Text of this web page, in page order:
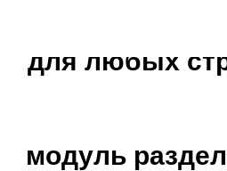
для любых
модуль